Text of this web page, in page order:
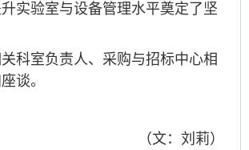
实验室与设备管理水平奠定了坚
科室负责人、采购与招标中心相
谈。
（文：刘莉）